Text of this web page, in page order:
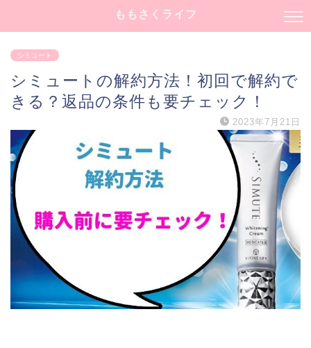
ももさくライフ
シミュート
シミュートの解約方法！初回で解約で
きる？返品の条件も要チェック！
2023年7月21日